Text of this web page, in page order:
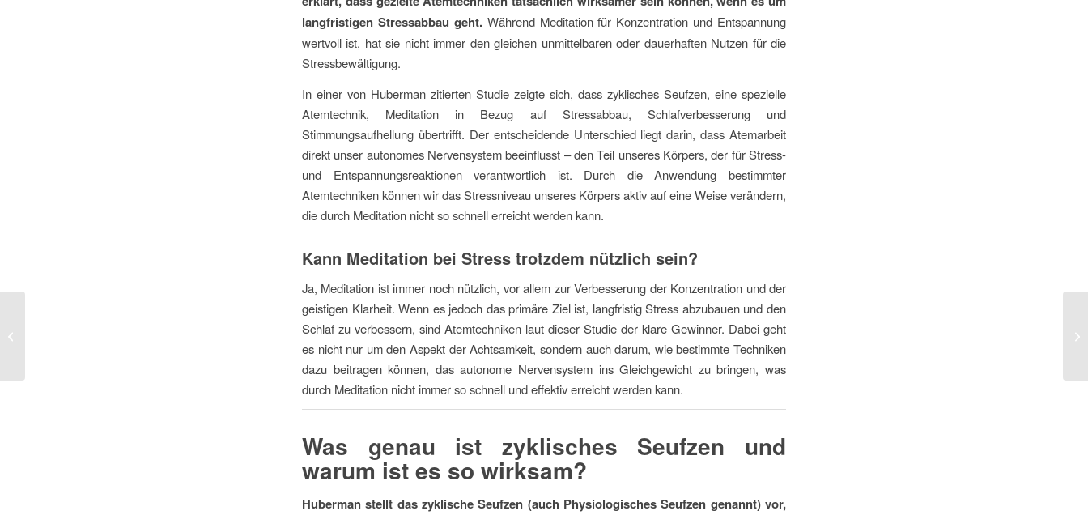
langfristigen Stressabbau geht.Während Meditation für Konzentration und Entspannung
wertvoll ist, hat sie nicht immer den gleichen unmittelbaren oder dauerhaften Nutzen für die
Stressbewältigung.
In einer von Huberman zitierten Studie zeigte sich, dass zyklisches Seufzen, eine spezielle
Atemtechnik, Meditation in Bezug auf Stressabbau, Schlafverbesserung und
Stimmungsaufhellung übertrifft. Der entscheidende Unterschied liegt darin, dass Atemarbeit
direkt unser autonomes Nervensystem beeinflusst – den Teil unseres Körpers, der für Stress-
und Entspannungsreaktionen verantwortlich ist. Durch die Anwendung bestimmter
Atemtechniken können wir das Stressniveau unseres Körpers aktiv auf eine Weise verändern,
die durch Meditation nicht so schnell erreicht werden kann.
Kann Meditation bei Stress trotzdem nützlich sein?
Ja, Meditation ist immer noch nützlich, vor allem zur Verbesserung der Konzentration und der
geistigen Klarheit. Wenn es jedoch das primäre Ziel ist, langfristig Stress abzubauen und den
Schlaf zu verbessern, sind Atemtechniken laut dieser Studie der klare Gewinner. Dabei geht
es nicht nur um den Aspekt der Achtsamkeit, sondern auch darum, wie bestimmte Techniken
dazu beitragen können, das autonome Nervensystem ins Gleichgewicht zu bringen, was
durch Meditation nicht immer so schnell und effektiv erreicht werden kann.
Was genau ist zyklisches Seufzen und
warum ist es so wirksam?
Huberman stellt das zyklische Seufzen (auch Physiologisches Seufzen genannt) vor,